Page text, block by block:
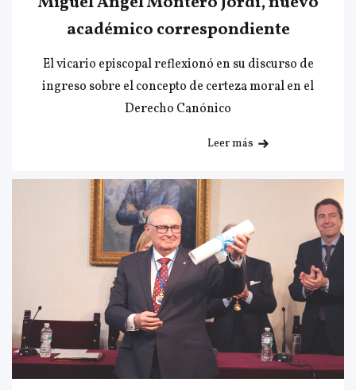
académico correspondiente
El vicario episcopal reflexionó en su discurso de
ingreso sobre el concepto de certeza moral en el
Derecho Canónico
Leer más